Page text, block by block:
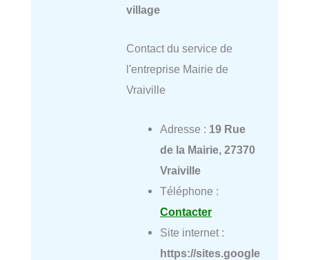
village
Contact du service de
l'entreprise Mairie de
Vraiville
Adresse : 19 Rue
de la Mairie, 27370
Vraiville
Téléphone :
Contacter
Site internet :
https://sites.google